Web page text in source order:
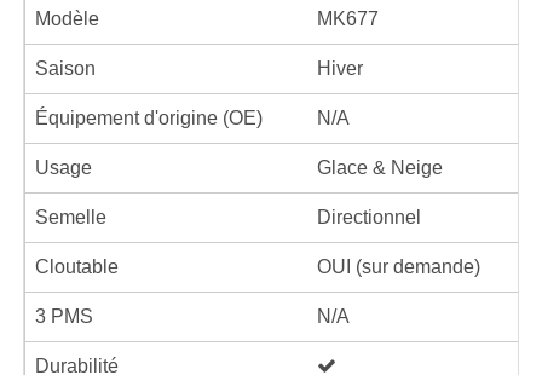
Modèle MK677
Saison Hiver
Équipement d'origine (OE) N/A
Usage Glace & Neige
Semelle Directionnel
Cloutable OUI (sur demande)
3 PMS N/A
Durabilité